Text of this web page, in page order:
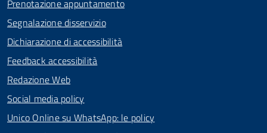
Prenotazione appuntamento
Segnalazione disservizio
Dichiarazione di accessibilità
Feedback accessibilità
Redazione Web
Social media policy
Unico Online su WhatsApp: le policy